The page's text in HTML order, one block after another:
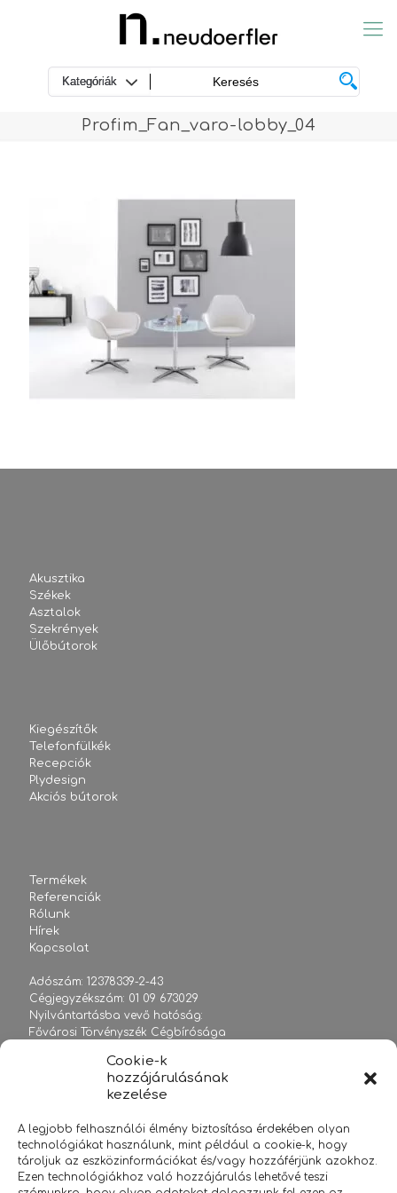
Cookie-k
hozzájárulásának
kezelése
A legjobb felhasználói élmény biztosítása érdekében olyan
technológiákat használunk, mint például a cookie-k, hogy
tároljuk az eszközinformációkat és/vagy hozzáférjünk azokhoz.
Ezen technológiákhoz való hozzájárulás lehetővé teszi
Profim_Fan_varo-lobby_04
Akusztika
Székek
Asztalok
Szekrények
Ülőbútorok
Kiegészítők
Telefonfülkék
Recepciók
Plydesign
Akciós bútorok
Termékek
Referenciák
Rólunk
Hírek
Kapcsolat
Adószám: 12378339-2-43
Cégjegyzékszám: 01 09 673029
Nyilvántartásba vevő hatóság:
Fővárosi Törvényszék Cégbírósága
+36 1 2038108
www.officelife.hu
2020 Minden jog fenntartva